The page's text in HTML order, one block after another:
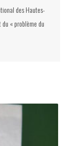
des Hautes-
« problème du